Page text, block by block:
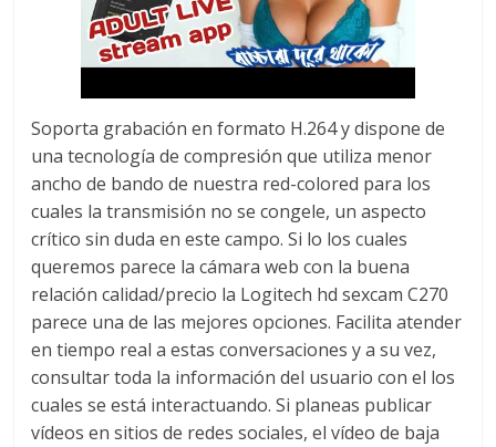
Soporta grabación en formato H.264 y dispone de
una tecnología de compresión que utiliza menor
ancho de bando de nuestra red-colored para los
cuales la transmisión no se congele, un aspecto
crítico sin duda en este campo. Si lo los cuales
queremos parece la cámara web con la buena
relación calidad/precio la Logitech hd sexcam C270
parece una de las mejores opciones. Facilita atender
en tiempo real a estas conversaciones y a su vez,
consultar toda la información del usuario con el los
cuales se está interactuando. Si planeas publicar
vídeos en sitios de redes sociales, el vídeo de baja